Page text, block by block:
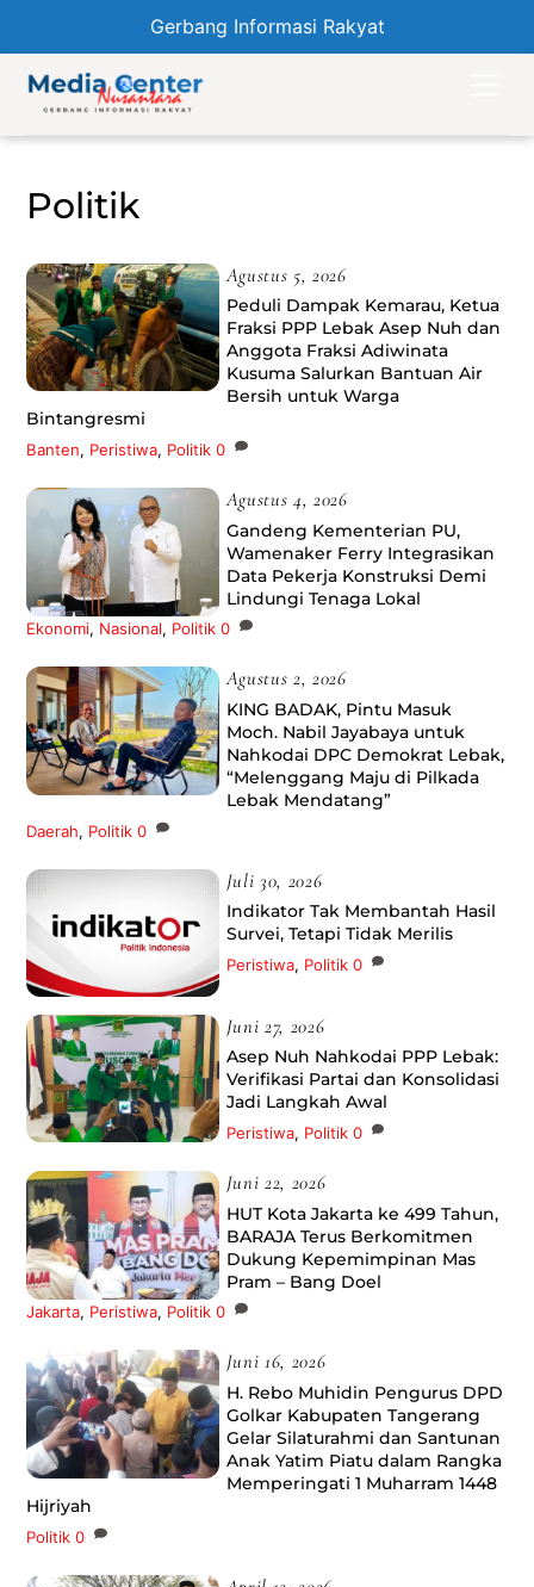
Gerbang Informasi Rakyat
content
Politik
Agustus 5, 2026
Peduli Dampak Kemarau, Ketua
Fraksi PPP Lebak Asep Nuh dan
Anggota Fraksi Adiwinata
Kusuma Salurkan Bantuan Air
Bersih untuk Warga
Bintangresmi
Banten, Peristiwa, Politik 0
Agustus 4, 2026
Gandeng Kementerian PU,
Wamenaker Ferry Integrasikan
Data Pekerja Konstruksi Demi
Lindungi Tenaga Lokal
Ekonomi, Nasional, Politik 0
Agustus 2, 2026
KING BADAK, Pintu Masuk
Moch. Nabil Jayabaya untuk
Nahkodai DPC Demokrat Lebak,
“Melenggang Maju di Pilkada
Lebak Mendatang”
Daerah, Politik 0
Juli 30, 2026
Indikator Tak Membantah Hasil
Survei, Tetapi Tidak Merilis
Peristiwa, Politik 0
Juni 27, 2026
Asep Nuh Nahkodai PPP Lebak:
Verifikasi Partai dan Konsolidasi
Jadi Langkah Awal
Peristiwa, Politik 0
Juni 22, 2026
HUT Kota Jakarta ke 499 Tahun,
BARAJA Terus Berkomitmen
Dukung Kepemimpinan Mas
Pram – Bang Doel
Jakarta, Peristiwa, Politik 0
Juni 16, 2026
‎H. Rebo Muhidin Pengurus DPD
Golkar Kabupaten Tangerang
Gelar Silaturahmi dan Santunan
Anak Yatim Piatu dalam Rangka
Memperingati 1 Muharram 1448
Hijriyah
Politik 0